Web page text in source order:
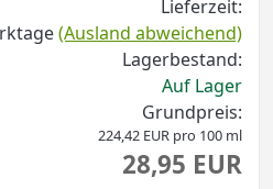
Lieferzeit:
(Ausland abweichend)
Lagerbestand:
Auf Lager
Grundpreis:
224,42 EUR pro 100 ml
28,95 EUR